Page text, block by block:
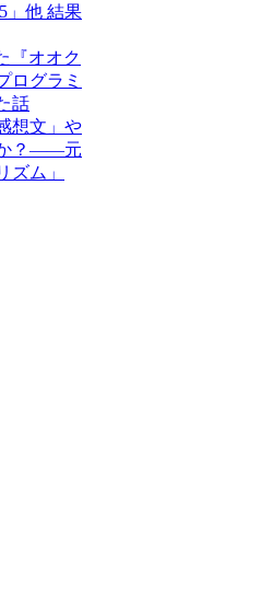
」他 結果
『オオク
ログラミ
話
想文」や
か？——元
ズム」